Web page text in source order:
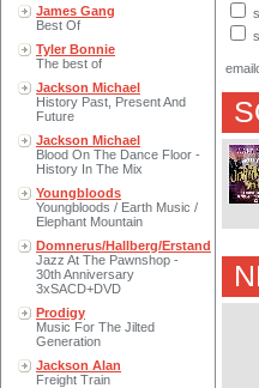
James Gang
Best Of
Tyler Bonnie
The best of
Jackson Michael
History Past, Present And
Future
Jackson Michael
Blood On The Dance Floor -
History In The Mix
Youngbloods
Youngbloods / Earth Music /
Elephant Mountain
Domnerus/Hallberg/Erstand
Jazz At The Pawnshop -
30th Anniversary
3xSACD+DVD
Prodigy
Music For The Jilted
Generation
Jackson Alan
Freight Train